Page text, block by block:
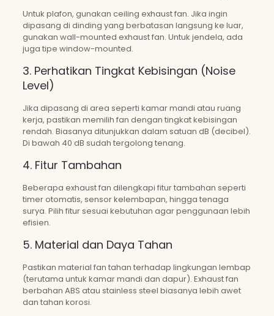
Untuk plafon, gunakan ceiling exhaust fan. Jika ingin
dipasang di dinding yang berbatasan langsung ke luar,
gunakan wall-mounted exhaust fan. Untuk jendela, ada
juga tipe window-mounted.
3. Perhatikan Tingkat Kebisingan (Noise
Level)
Jika dipasang di area seperti kamar mandi atau ruang
kerja, pastikan memilih fan dengan tingkat kebisingan
rendah. Biasanya ditunjukkan dalam satuan dB (decibel).
Di bawah 40 dB sudah tergolong tenang.
4. Fitur Tambahan
Beberapa exhaust fan dilengkapi fitur tambahan seperti
timer otomatis, sensor kelembapan, hingga tenaga
surya. Pilih fitur sesuai kebutuhan agar penggunaan lebih
efisien.
5. Material dan Daya Tahan
Pastikan material fan tahan terhadap lingkungan lembap
(terutama untuk kamar mandi dan dapur). Exhaust fan
berbahan ABS atau stainless steel biasanya lebih awet
dan tahan korosi.